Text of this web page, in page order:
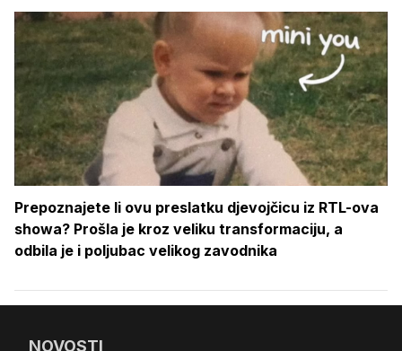
Prepoznajete li ovu preslatku djevojčicu iz RTL-ova
showa? Prošla je kroz veliku transformaciju, a
odbila je i poljubac velikog zavodnika
NOVOSTI